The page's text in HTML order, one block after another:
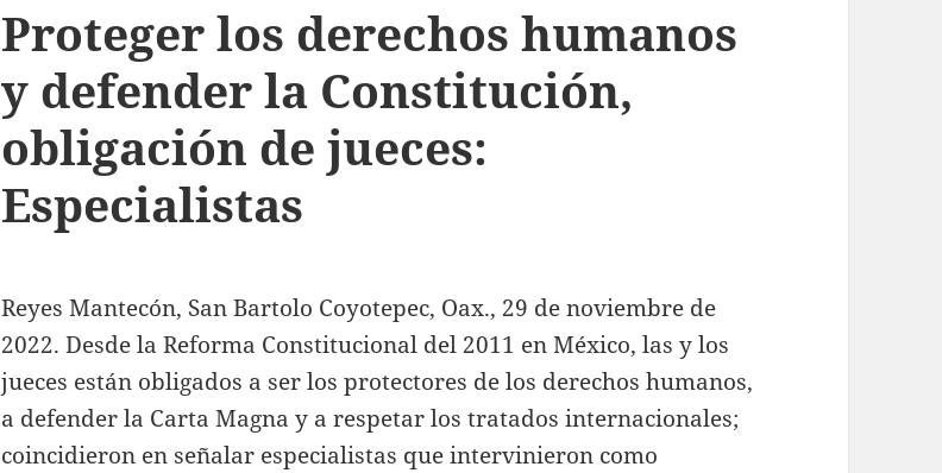
Proteger los derechos humanos
y defender la Constitución,
obligación de jueces:
Especialistas
Reyes Mantecón, San Bartolo Coyotepec, Oax., 29 de noviembre de
2022. Desde la Reforma Constitucional del 2011 en México, las y los
jueces están obligados a ser los protectores de los derechos humanos,
a defender la Carta Magna y a respetar los tratados internacionales;
coincidieron en señalar especialistas que intervinieron como